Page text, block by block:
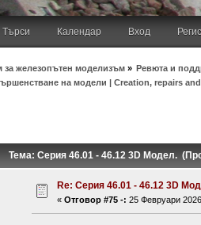
Търси Календар Вход
железопътен моделизъм» Ревюта и
на модели | Creation, repairs
Тема: Серия 46.01 - 46.12 3D Модел.
Re: Серия 46.01 - 46.12 3D
«Отговор #75 -: 25 Февруари